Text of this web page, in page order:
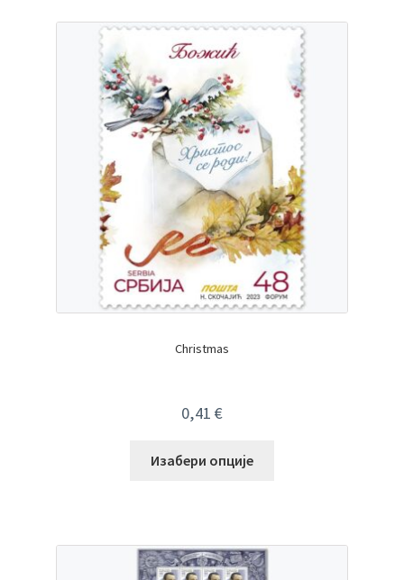
Christmas
0,41 €
Изабери опције